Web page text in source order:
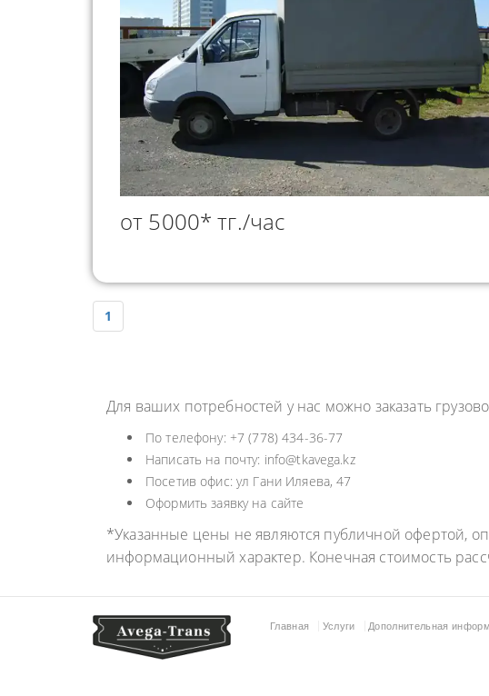
от 5000* тг./час
1
Для ваших потребностей у нас можно заказать
По телефону: +7 (778) 434-36-77
Написать на почту: info@tkavega.kz
Посетив офис: ул Гани Иляева, 47
Оформить заявку на сайте
*Указанные цены не являются публичной офертой,
информационный характер. Конечная стоимость
Главная Услуги Дополнительная